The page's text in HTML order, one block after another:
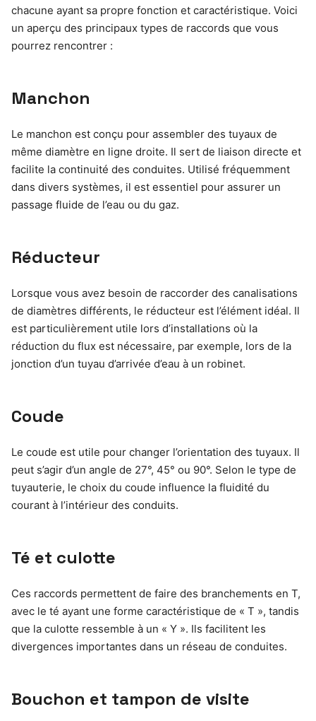
chacune ayant sa propre fonction et caractéristique. Voici
un aperçu des principaux types de raccords que vous
pourrez rencontrer :
Manchon
Le manchon est conçu pour assembler des tuyaux de
même diamètre en ligne droite. Il sert de liaison directe et
facilite la continuité des conduites. Utilisé fréquemment
dans divers systèmes, il est essentiel pour assurer un
passage fluide de l’eau ou du gaz.
Réducteur
Lorsque vous avez besoin de raccorder des canalisations
de diamètres différents, le réducteur est l’élément idéal. Il
est particulièrement utile lors d’installations où la
réduction du flux est nécessaire, par exemple, lors de la
jonction d’un tuyau d’arrivée d’eau à un robinet.
Coude
Le coude est utile pour changer l’orientation des tuyaux. Il
peut s’agir d’un angle de 27°, 45° ou 90°. Selon le type de
tuyauterie, le choix du coude influence la fluidité du
courant à l’intérieur des conduits.
Té et culotte
Ces raccords permettent de faire des branchements en T,
avec le té ayant une forme caractéristique de « T », tandis
que la culotte ressemble à un « Y ». Ils facilitent les
divergences importantes dans un réseau de conduites.
Bouchon et tampon de visite